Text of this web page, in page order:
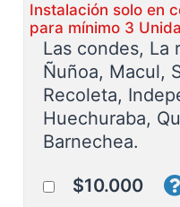
Instalación solo en
para mínimo 3
Las condes, La
Ñuñoa, Macul,
Recoleta,
Huechuraba,
Barnechea.
$10.000